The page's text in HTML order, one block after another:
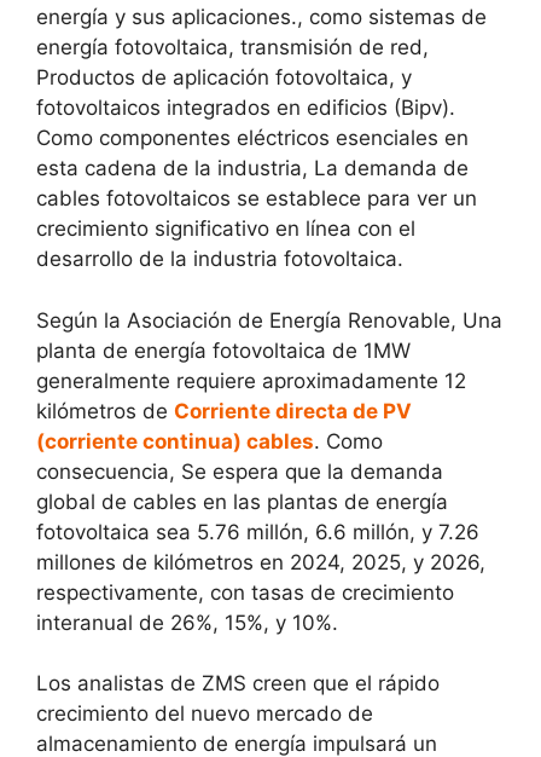
energía y sus aplicaciones., como sistemas de
energía fotovoltaica, transmisión de red,
Productos de aplicación fotovoltaica, y
fotovoltaicos integrados en edificios (Bipv).
Como componentes eléctricos esenciales en
esta cadena de la industria, La demanda de
cables fotovoltaicos se establece para ver un
crecimiento significativo en línea con el
desarrollo de la industria fotovoltaica.
Según la Asociación de Energía Renovable, Una
planta de energía fotovoltaica de 1MW
generalmente requiere aproximadamente 12
kilómetros de Corriente directa de PV
(corriente continua) cables. Como
consecuencia, Se espera que la demanda
global de cables en las plantas de energía
fotovoltaica sea 5.76 millón, 6.6 millón, y 7.26
millones de kilómetros en 2024, 2025, y 2026,
respectivamente, con tasas de crecimiento
interanual de 26%, 15%, y 10%.
Los analistas de ZMS creen que el rápido
crecimiento del nuevo mercado de
almacenamiento de energía impulsará un